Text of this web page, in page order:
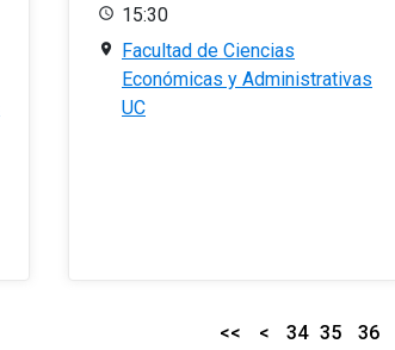
15:30
Facultad de Ciencias
Económicas y Administrativas
UC
<< < 34 35 36